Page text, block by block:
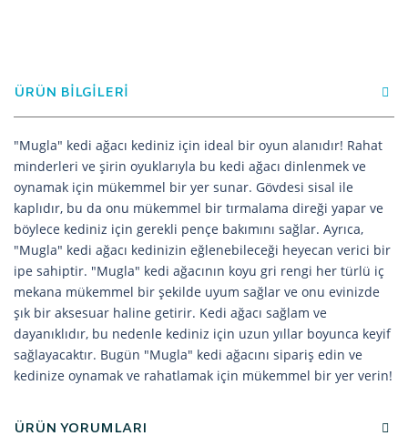
ÜRÜN BİLGİLERİ
"Mugla" kedi ağacı kediniz için ideal bir oyun alanıdır! Rahat
minderleri ve şirin oyuklarıyla bu kedi ağacı dinlenmek ve
oynamak için mükemmel bir yer sunar. Gövdesi sisal ile
kaplıdır, bu da onu mükemmel bir tırmalama direği yapar ve
böylece kediniz için gerekli pençe bakımını sağlar. Ayrıca,
"Mugla" kedi ağacı kedinizin eğlenebileceği heyecan verici bir
ipe sahiptir. "Mugla" kedi ağacının koyu gri rengi her türlü iç
mekana mükemmel bir şekilde uyum sağlar ve onu evinizde
şık bir aksesuar haline getirir. Kedi ağacı sağlam ve
dayanıklıdır, bu nedenle kediniz için uzun yıllar boyunca keyif
sağlayacaktır. Bugün "Mugla" kedi ağacını sipariş edin ve
kedinize oynamak ve rahatlamak için mükemmel bir yer verin!
ÜRÜN YORUMLARI